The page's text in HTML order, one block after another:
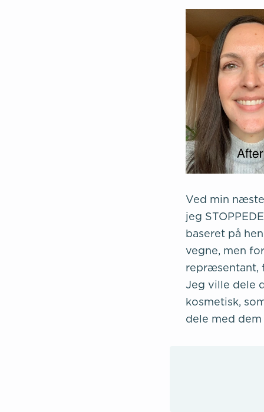
Ved min
jeg
baseret på
vegne, men
repræsentant,
Jeg ville dele
kosmetisk,
dele med